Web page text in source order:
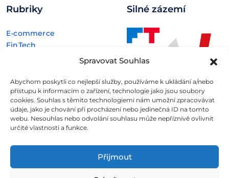
Spravovat Souhlas
Abychom poskytli co nejlepší služby, používáme k ukládání a/nebo
přístupu k informacím o zařízení, technologie jako jsou soubory
cookies. Souhlas s těmito technologiemi nám umožní zpracovávat
údaje, jako je chování při procházení nebo jedinečná ID na tomto
webu. Nesouhlas nebo odvolání souhlasu může nepříznivě ovlivnit
určité vlastnosti a funkce.
Přijmout
Rubriky
E-commerce
FinTech
Technologie
Silné zázemí
602 00 Brno